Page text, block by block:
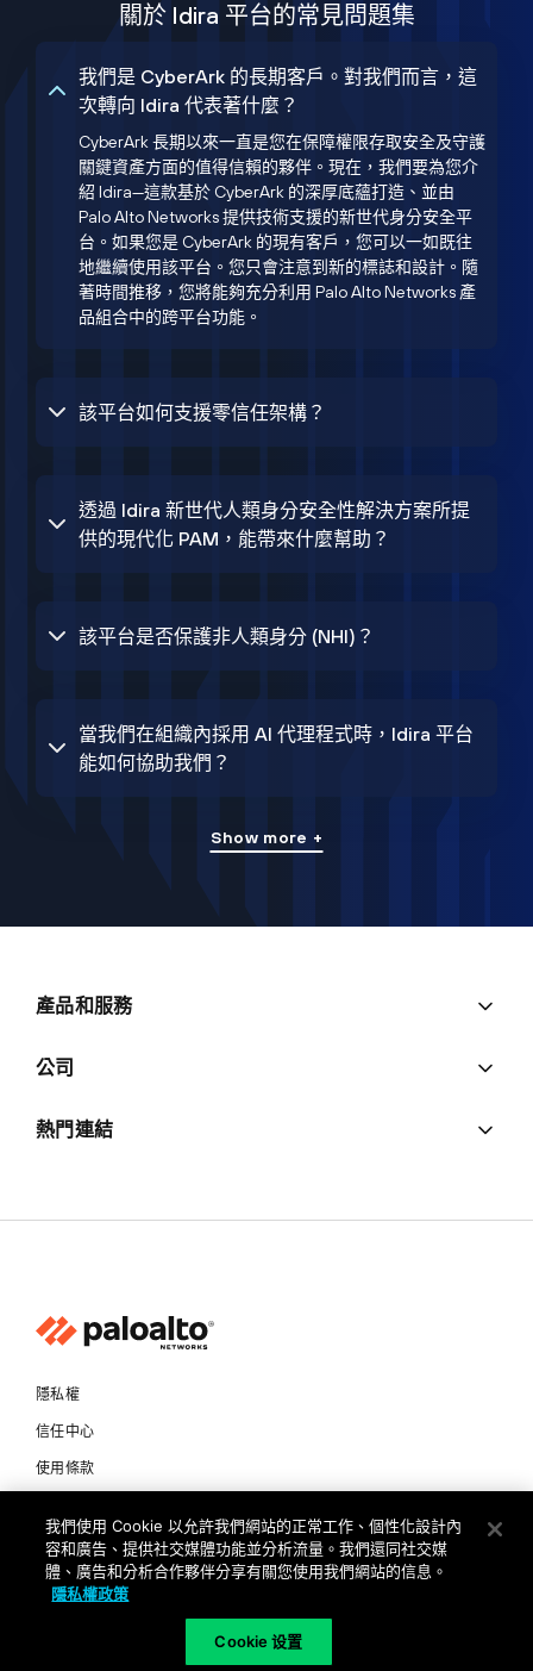
關於 Idira 平台的常見問題集
我們是 CyberArk 的長期客戶。對我們而言，這
次轉向 Idira 代表著什麼？
CyberArk 長期以來一直是您在保障權限存取安全及守護
關鍵資產方面的值得信賴的夥伴。現在，我們要為您介
紹 Idira—這款基於 CyberArk 的深厚底蘊打造、並由
Palo Alto Networks 提供技術支援的新世代身分安全平
台。如果您是 CyberArk 的現有客戶，您可以一如既往
地繼續使用該平台。您只會注意到新的標誌和設計。隨
著時間推移，您將能夠充分利用 Palo Alto Networks 產
品組合中的跨平台功能。
該平台如何支援零信任架構？
透過 Idira 新世代人類身分安全性解決方案所提
供的現代化 PAM，能帶來什麼幫助？
該平台是否保護非人類身分 (NHI)？
當我們在組織內採用 AI 代理程式時，Idira 平台
能如何協助我們？
Show more +
產品和服務
公司
熱門連結
隱私權
信任中心
使用條款
Copyright © 2026 Palo Alto Networks. All Rights Reserved
我們使用 Cookie 以允許我們網站的正常工作、個性化設計內
容和廣告、提供社交媒體功能並分析流量。我們還同社交媒
體、廣告和分析合作夥伴分享有關您使用我們網站的信息。
隱私權政策
Cookie 设置